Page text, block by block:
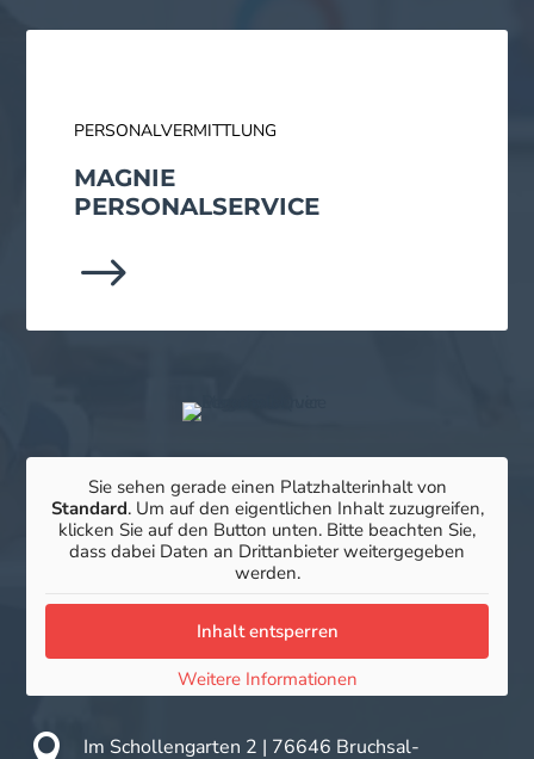
PERSONALVERMITTLUNG
MAGNIE
PERSONAL­SERVICE
$
Sie sehen gerade einen Platzhalterinhalt von
Standard. Um auf den eigentlichen Inhalt zuzugreifen,
klicken Sie auf den Button unten. Bitte beachten Sie,
dass dabei Daten an Drittanbieter weitergegeben
werden.
Inhalt entsperren
Weitere Informationen
 Im Schollengarten 2 | 76646 Bruchsal-